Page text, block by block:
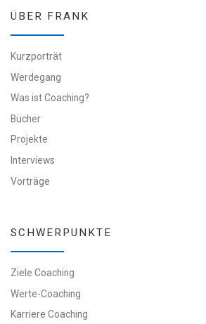
ÜBER FRANK
Kurzporträt
Werdegang
Was ist Coaching?
Bücher
Projekte
Interviews
Vorträge
SCHWERPUNKTE
Ziele Coaching
Werte-Coaching
Karriere Coaching